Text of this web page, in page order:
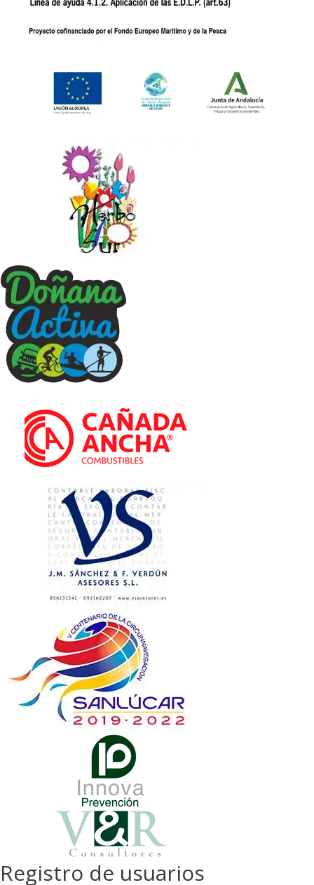
Registro de usuarios